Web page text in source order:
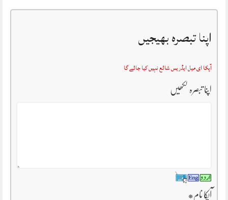
اپنا تبصرہ بھیجیں
آپکا ای میل ایڈریس شائع نہیں کیا جائے گا
اپنا تبصرہ لکھیں
آپکا نام*